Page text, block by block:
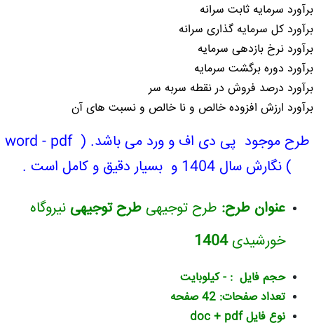
برآورد سرمایه ثابت سرانه
برآورد کل سرمایه گذاری سرانه
برآورد نرخ بازدهی سرمایه
برآورد دوره برگشت سرمایه
برآورد درصد فروش در نقطه سربه سر
برآورد ارزش افزوده خالص و نا خالص و نسبت های آن
طرح موجود پی دی اف و ورد می باشد. ( word - pdf
) نگارش سال 1404 و
بسیار دقیق و کامل است .
عنوان طرح: طرح توجیهیطرح توجیهینیروگاه
خورشیدی1404
حجم فایل : - کیلوبایت
تعداد صفحات: 42 صفحه
نوع فایل doc + pdf